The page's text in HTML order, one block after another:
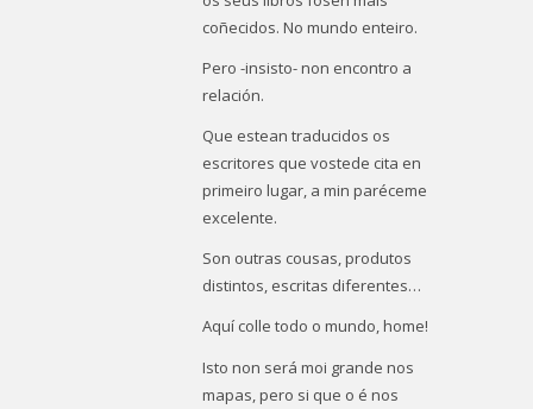
coñecidos. No mundo enteiro.
Pero -insisto- non encontro a
relación.
Que estean traducidos os
escritores que vostede cita en
primeiro lugar, a min paréceme
excelente.
Son outras cousas, produtos
distintos, escritas diferentes…
Aquí colle todo o mundo, home!
Isto non será moi grande nos
mapas, pero si que o é nos